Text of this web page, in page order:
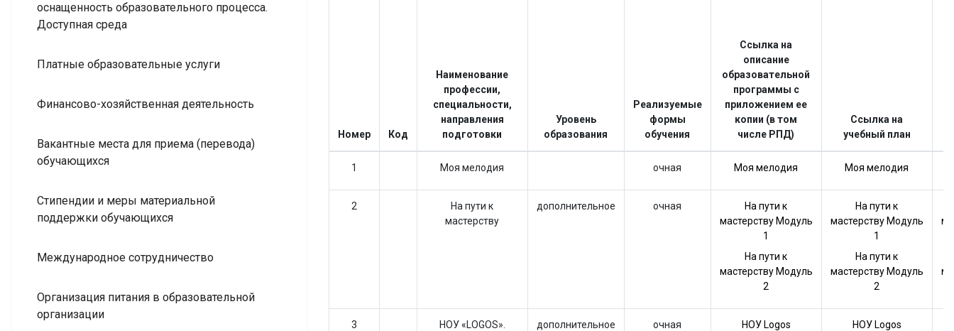
оснащенность образовательного процесса.
Доступная среда
Платные образовательные услуги
Финансово-хозяйственная деятельность
Вакантные места для приема (перевода)
обучающихся
Стипендии и меры материальной
поддержки обучающихся
Международное сотрудничество
Организация питания в образовательной
организации
Номер Код
Наименование
профессии,
специальности,
направления
подготовки
Уровень
образования
Реализуемые
формы
обучения
Ссылка на
описание
образовательной
программы с
приложением ее
копии (в том
числе РПД)
Ссылка на
учебный план
1 Моя мелодия очная Моя мелодия Моя мелодия
2
На пути к
мастерству
дополнительное очная
На пути к
мастерству Модуль
1
На пути к
мастерству Модуль
2
На пути к
мастерству Модуль
1
На пути к
мастерству Модуль
2
3
НОУ «LOGOS».
дополнительное очная НОУ Logos НОУ Logos